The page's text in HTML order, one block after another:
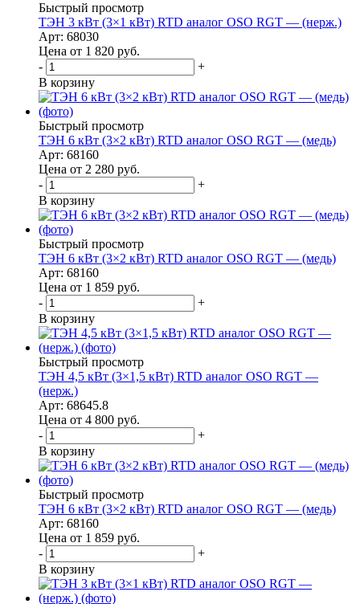
Быстрый просмотр
ТЭН 3 кВт (3×1 кВт) RTD аналог OSO RGT — (нерж.)
Арт: 68030
Цена от 1 820 руб.
-
+
В корзину
Быстрый просмотр
ТЭН 6 кВт (3×2 кВт) RTD аналог OSO RGT — (медь)
Арт: 68160
Цена от 2 280 руб.
-
+
В корзину
Быстрый просмотр
ТЭН 6 кВт (3×2 кВт) RTD аналог OSO RGT — (медь)
Арт: 68160
Цена от 1 859 руб.
-
+
В корзину
Быстрый просмотр
ТЭН 4,5 кВт (3×1,5 кВт) RTD аналог OSO RGT —
(нерж.)
Арт: 68645.8
Цена от 4 800 руб.
-
+
В корзину
Быстрый просмотр
ТЭН 6 кВт (3×2 кВт) RTD аналог OSO RGT — (медь)
Арт: 68160
Цена от 1 859 руб.
-
+
В корзину